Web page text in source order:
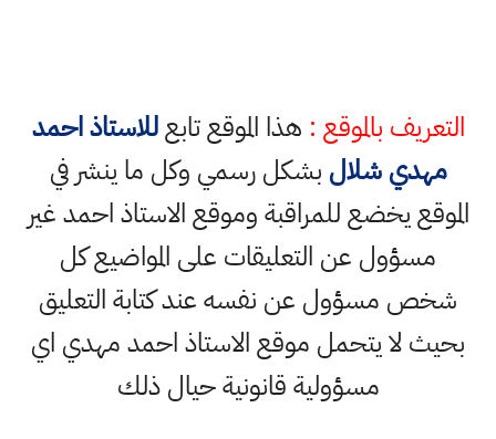
التعريف بالموقع : هذا الموقع تابعللاستاذ احمد
مهدي شلال بشكل رسمي وكل ما ينشر في
الموقع يخضع للمراقبة وموقع الاستاذ احمد غير
مسؤول عن التعليقات على المواضيع كل
شخص مسؤول عن نفسه عند كتابة التعليق
بحيث لا يتحمل موقع الاستاذ احمد مهدي اي
مسؤولية قانونية حيال ذلك